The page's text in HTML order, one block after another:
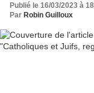
Publié le 16/03/2023 à
Par Robin Guilloux